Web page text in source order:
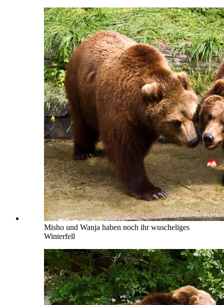
Misho und Wanja haben noch ihr wuscheliges
Winterfell